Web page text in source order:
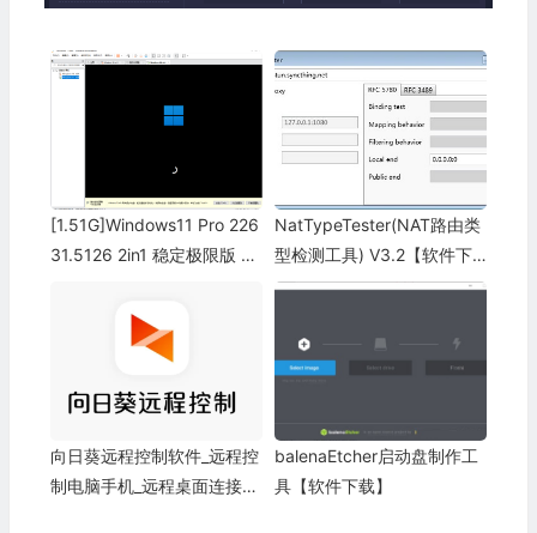
[1.51G]Windows11 Pro 226
31.5126 2in1 稳定极限版 小
NatTypeTester(NAT路由类
型检测工具) V3.2【软件下
载】
向日葵远程控制软件_远程控
制电脑手机_远程桌面连接_
balenaEtcher启动盘制作工
具【软件下载】